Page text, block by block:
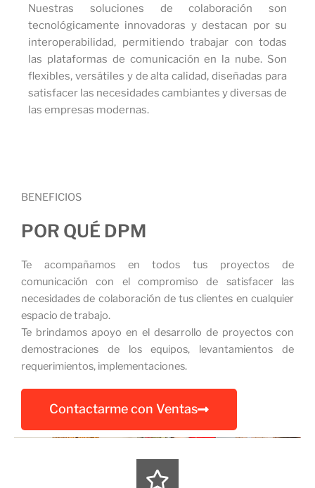
Nuestras soluciones de colaboración son
tecnológicamente innovadoras y destacan por su
interoperabilidad, permitiendo trabajar con todas
las plataformas de comunicación en la nube. Son
flexibles, versátiles y de alta calidad, diseñadas para
satisfacer las necesidades cambiantes y diversas de
las empresas modernas.
BENEFICIOS
POR QUÉ DPM
Te acompañamos en todos tus proyectos de
comunicación con el compromiso de satisfacer las
necesidades de colaboración de tus clientes en cualquier
espacio de trabajo.
Te brindamos apoyo en el desarrollo de proyectos con
demostraciones de los equipos, levantamientos de
requerimientos, implementaciones.
Contactarme con Ventas